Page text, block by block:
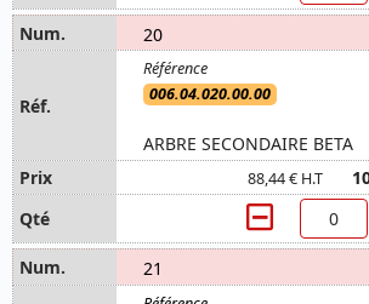
20
006.04.020.00.00
ARBRE SECONDAIRE BETA
88,44 € H.T
21